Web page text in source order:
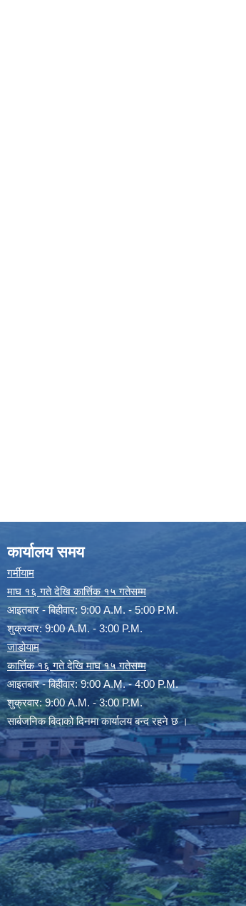
कार्यालय समय
गर्मीयाम
माघ १६ गते देखि कार्त्तिक १५ गतेसम्म
आइतबार - बिहीवार: 9:00 A.M. - 5:00 P.M.
शुक्रवार: 9:00 A.M. - 3:00 P.M.
जाडोयाम
कार्त्तिक १६ गते देखि माघ १५ गतेसम्म
आइतबार - बिहीवार: 9:00 A.M. - 4:00 P.M.
शुक्रवार: 9:00 A.M. - 3:00 P.M.
सार्बजनिक बिदाको दिनमा कार्यालय बन्द रहने छ ।